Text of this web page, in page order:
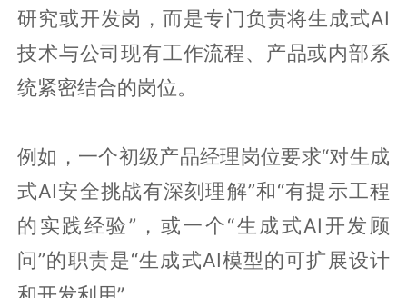
研究或开发岗，而是专门负责将生成式AI
技术与公司现有工作流程、产品或内部系
统紧密结合的岗位。
例如，一个初级产品经理岗位要求“对生成
式AI安全挑战有深刻理解”和“有提示工程
的实践经验”，或一个“生成式AI开发顾
问”的职责是“生成式AI模型的可扩展设计